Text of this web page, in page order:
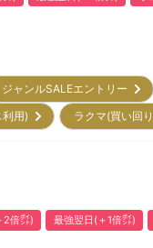
ジャンルSALEエントリー
利用) ラクマ(買い回
2倍㌽) 最強翌日(＋1倍㌽)